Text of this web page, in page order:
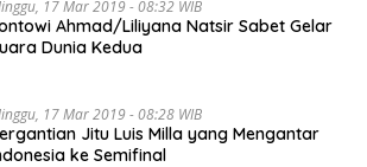
17 Mar 2019 - 08:32 WIB
Ahmad/Liliyana Natsir Sabet Gelar
Dunia Kedua
17 Mar 2019 - 08:28 WIB
Jitu Luis Milla yang Mengantar
ke Semifinal